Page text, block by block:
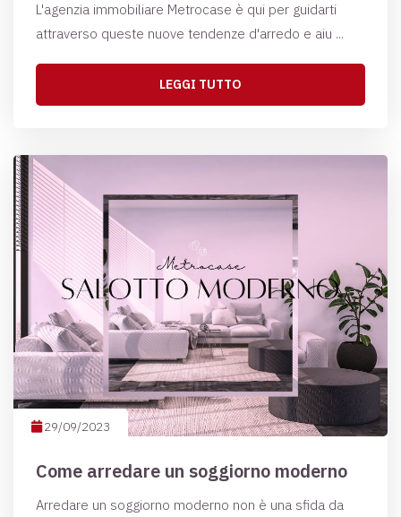
L'agenzia immobiliare Metrocase è qui per guidarti
attraverso queste nuove tendenze d'arredo e aiu ...
LEGGI TUTTO
29/09/2023
Come arredare un soggiorno moderno
Arredare un soggiorno moderno non è una sfida da